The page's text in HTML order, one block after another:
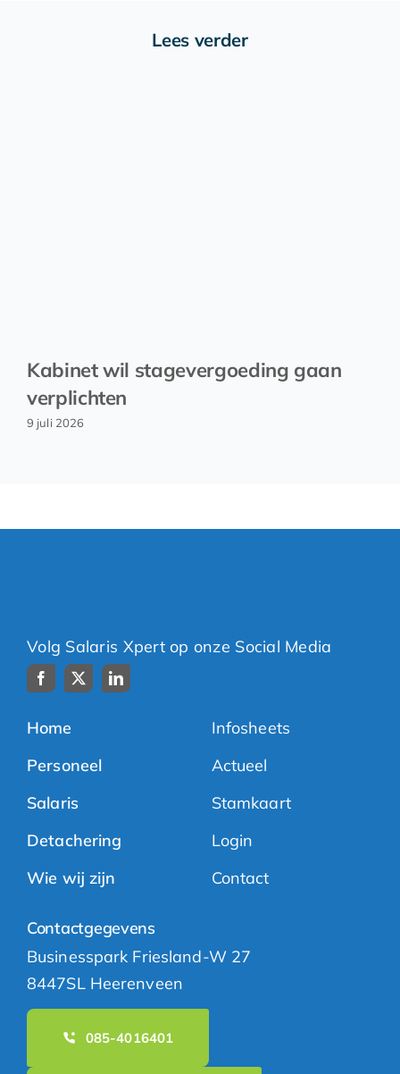
Lees verder
Kabinet wil stagevergoeding gaan
verplichten
9 juli 2026
Volg Salaris Xpert op onze Social Media
Home
Personeel
Salaris
Detachering
Wie wij zijn
Infosheets
Actueel
Stamkaart
Login
Contact
Contactgegevens
Businesspark Friesland-W 27
8447SL Heerenveen
085-4016401